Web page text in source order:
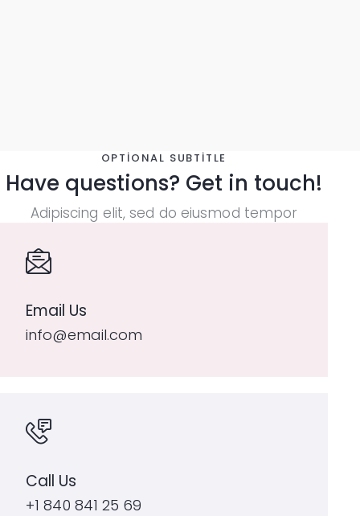
OPTIONAL SUBTITLE
Have questions? Get in touch!
Adipiscing elit, sed do eiusmod tempor
Email Us
info@email.com
Call Us
+1 840 841 25 69